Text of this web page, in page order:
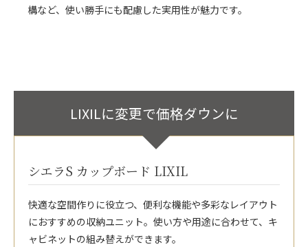
構など、使い勝手にも配慮した実用性が魅力です。
LIXILに変更で価格ダウンに
シエラS カップボード LIXIL
快適な空間作りに役立つ、便利な機能や多彩なレイアウト
におすすめの収納ユニット。使い方や用途に合わせて、キ
ャビネットの組み替えができます。